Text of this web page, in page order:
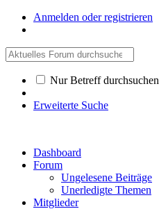
Anmelden oder registrieren
Nur Betreff durchsuchen
Erweiterte Suche
Dashboard
Forum
Ungelesene Beiträge
Unerledigte Themen
Mitglieder